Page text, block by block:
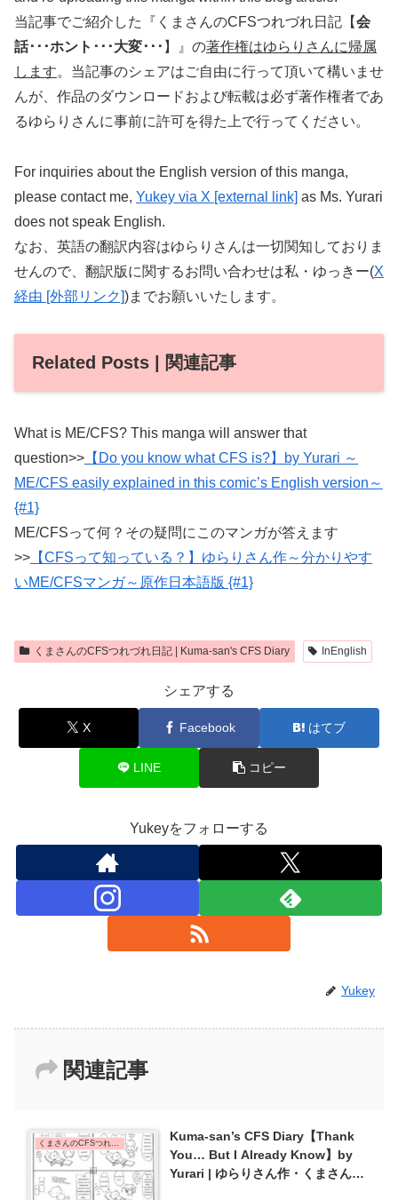
当記事でご紹介した『くまさんのCFSつれづれ日記【会
話･･･ホント･･･大変･･･ 】』の著作権はゆらりさんに帰属
します。当記事のシェアはご自由に行って頂いて構いませ
んが、作品のダウンロードおよび転載は必ず著作権者であ
るゆらりさんに事前に許可を得た上で行ってください。
For inquiries about the English version of this manga,
please contact me, Yukey via X [external link] as Ms. Yurari
does not speak English.
なお、英語の翻訳内容はゆらりさんは一切関知しておりま
せんので、翻訳版に関するお問い合わせは私・ゆっきー(X
経由 [外部リンク])までお願いいたします。
Related Posts | 関連記事
What is ME/CFS? This manga will answer that
question>> 【Do you know what CFS is?】by Yurari ～
ME/CFS easily explained in this comic’s English version～
{#1}
ME/CFSって何？その疑問にこのマンガが答えます
>> 【CFSって知っている？】ゆらりさん作～分かりやす
いME/CFSマンガ～原作日本語版 {#1}
くまさんのCFSつれづれ日記 | Kuma-san's CFS Diary InEnglish
シェアする
X Facebook はてブ
LINE コピー
Yukeyをフォローする
Yukey
関連記事
Kuma-san’s CFS Diary【Thank
You… But I Already Know】by
Yurari | ゆらりさん作・くまさんの